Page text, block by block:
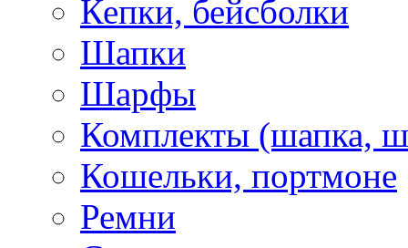
Кепки, бейсболки
Шапки
Шарфы
Комплекты (шапка,
Кошельки, портмоне
Ремни